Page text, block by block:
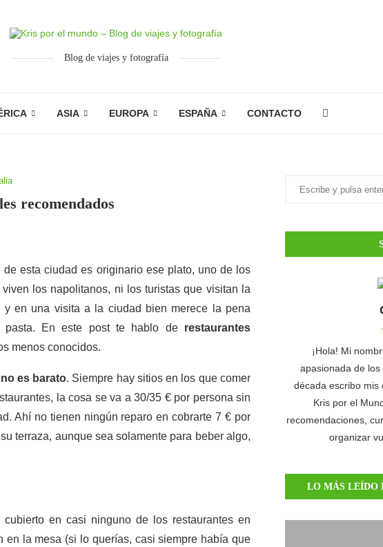
Blog de viajes y fotografía
ASIA EUROPA ESPAÑA CONTACTO
recomendados
esta ciudad es originario ese plato, uno de los
los napolitanos, ni los turistas que visitan la
y en una visita a la ciudad bien merece la pena
En este post te hablo de restaurantes
menos conocidos.
es barato. Siempre hay sitios en los que comer
la cosa se va a 30/35 € por persona sin
Ahí no tienen ningún reparo en cobrarte 7 € por
terraza, aunque sea solamente para beber algo,
en casi ninguno de los restaurantes en
la mesa (si lo querías, casi siempre había que
¡Hola! Mi
apasionada de
década escribo mis
Kris por el
recomendaciones,
organizar
LO MÁS LEÍDO